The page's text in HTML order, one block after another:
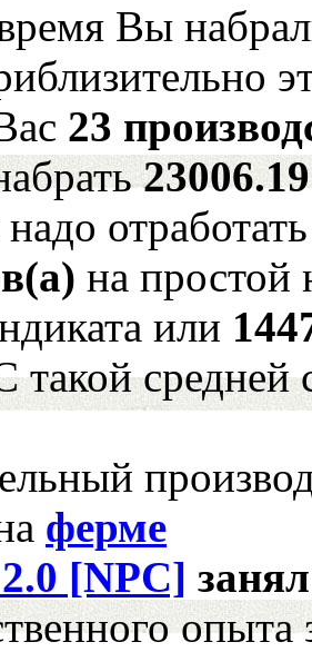
Вы
23
отработать
на
или
такой средней
ферме
[NPC]
опыта